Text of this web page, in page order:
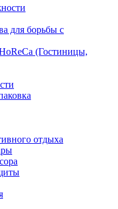
для борьбы с
(Гостиницы,
отдыха